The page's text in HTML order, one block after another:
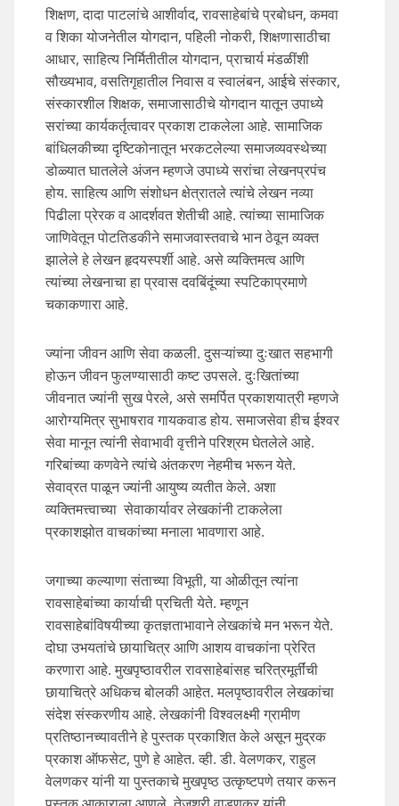
शिक्षण, दादा पाटलांचे आशीर्वाद, रावसाहेबांचे प्रबोधन, कमवा
व शिका योजनेतील योगदान, पहिली नोकरी, शिक्षणासाठीचा
आधार, साहित्य निर्मितीतील योगदान, प्राचार्य मंडळींशी
सौख्यभाव, वसतिगृहातील निवास व स्वालंबन, आईचे संस्कार,
संस्कारशील शिक्षक, समाजासाठीचे योगदान यातून उपाध्ये
सरांच्या कार्यकर्तृत्वावर प्रकाश टाकलेला आहे. सामाजिक
बांधिलकीच्या दृष्टिकोनातून भरकटलेल्या समाजव्यवस्थेच्या
डोळ्यात घातलेले अंजन म्हणजे उपाध्ये सरांचा लेखनप्रपंच
होय. साहित्य आणि संशोधन क्षेत्रातले त्यांचे लेखन नव्या
पिढीला प्रेरक व आदर्शवत शेतीची आहे. त्यांच्या सामाजिक
जाणिवेतून पोटतिडकीने समाजवास्तवाचे भान ठेवून व्यक्त
झालेले हे लेखन हृदयस्पर्शी आहे. असे व्यक्तिमत्व आणि
त्यांच्या लेखनाचा हा प्रवास दवबिंदूंच्या स्पटिकाप्रमाणे
चकाकणारा आहे.
ज्यांना जीवन आणि सेवा कळली. दुसऱ्यांच्या दुःखात सहभागी
होऊन जीवन फुलण्यासाठी कष्ट उपसले. दुःखितांच्या
जीवनात ज्यांनी सुख पेरले, असे समर्पित प्रकाशयात्री म्हणजे
आरोग्यमित्र सुभाषराव गायकवाड होय. समाजसेवा हीच ईश्वर
सेवा मानून त्यांनी सेवाभावी वृत्तीने परिश्रम घेतलेले आहे.
गरिबांच्या कणवेने त्यांचे अंतकरण नेहमीच भरून येते.
सेवाव्रत पाळून ज्यांनी आयुष्य व्यतीत केले. अशा
व्यक्तिमत्त्वाच्या सेवाकार्यावर लेखकांनी टाकलेला
प्रकाशझोत वाचकांच्या मनाला भावणारा आहे.
जगाच्या कल्याणा संताच्या विभूती, या ओळीतून त्यांना
रावसाहेबांच्या कार्याची प्रचिती येते. म्हणून
रावसाहेबांविषयीच्या कृतज्ञताभावाने लेखकांचे मन भरून येते.
दोघा उभयतांचे छायाचित्र आणि आशय वाचकांना प्रेरित
करणारा आहे. मुखपृष्ठावरील रावसाहेबांसह चरित्रमूर्तींची
छायाचित्रे अधिकच बोलकी आहेत. मलपृष्ठावरील लेखकांचा
संदेश संस्करणीय आहे. लेखकांनी विश्वलक्ष्मी ग्रामीण
प्रतिष्ठानच्यावतीने हे पुस्तक प्रकाशित केले असून मुद्रक
प्रकाश ऑफसेट, पुणे हे आहेत. व्ही. डी. वेलणकर, राहुल
वेलणकर यांनी या पुस्तकाचे मुखपृष्ठ उत्कृष्टपणे तयार करून